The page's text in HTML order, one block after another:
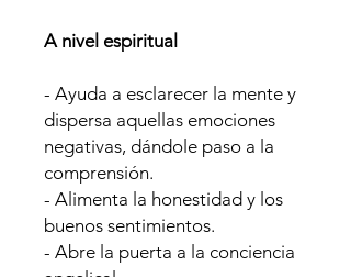
A nivel espiritual
- Ayuda a esclarecer la mente y
dispersa aquellas emociones
negativas, dándole paso a la
comprensión.
- Alimenta la honestidad y los
buenos sentimientos.
- Abre la puerta a la conciencia